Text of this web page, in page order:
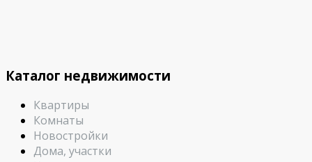
Каталог недвижимости
Квартиры
Комнаты
Новостройки
Дома, участки